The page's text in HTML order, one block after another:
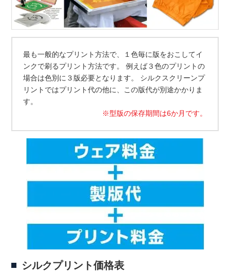
最も一般的なプリント方法で、１色毎に版をおこしてイ
ンクで刷るプリント方法です。 例えば３色のプリントの
場合は色別に３版必要となります。 シルクスクリーンプ
リントではプリント代の他に、この版代が別途かかりま
す。
※型版の保存期間は6か月です。
シルクプリント価格表